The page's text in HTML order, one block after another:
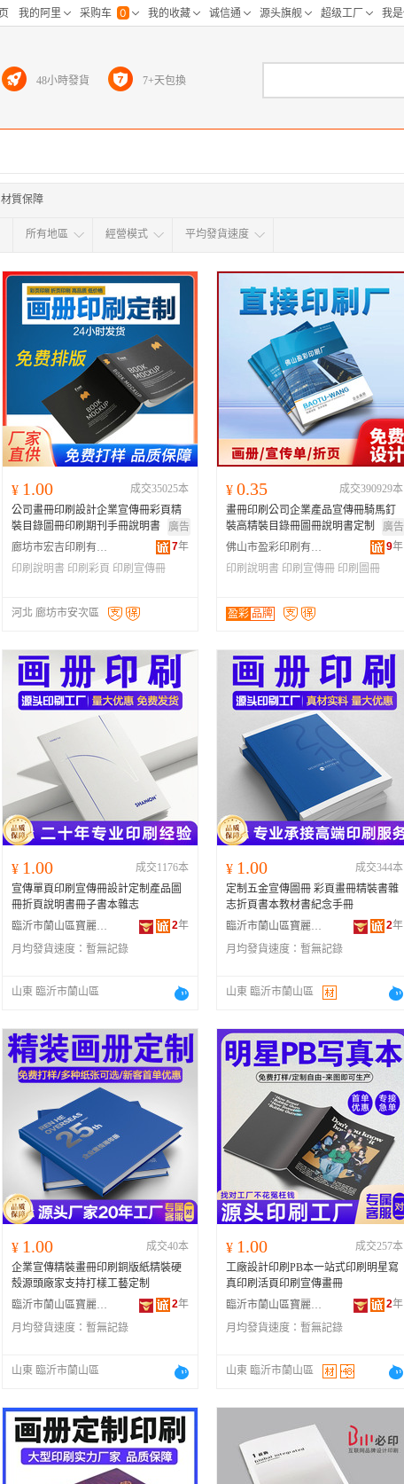
材質保障
所有地區
所有地区 采购距离:
江浙沪 华东区 华中区 华北区
北京 天津
广东 浙江 山东 河北
河南 福建 安徽 广西
山西 海南 内蒙古 吉林 黑龙江
青海
贵州 西藏 澳门 台湾
經營模式 平均發貨速度
¥ 1.00
成交35025本
公司畫冊印刷設計企業宣傳冊彩頁精
裝目錄圖冊印刷期刊手冊說明書
廣告
廊坊市宏吉印刷有限公司
7年
印刷說明書 印刷彩頁 印刷宣傳冊
河北 廊坊市安次區
¥ 0.35
成交390929本
畫冊印刷公司企業產品宣傳冊騎馬釘
裝高精裝目錄冊圖冊說明書定制
廣告
佛山市盈彩印刷有限公司
9年
印刷說明書 印刷宣傳冊 印刷圖冊
盈彩 品牌
¥ 1.00
成交1176本
宣傳單頁印刷宣傳冊設計定制產品圖
冊折頁說明書冊子書本雜志
臨沂市蘭山區寶麗金印刷有限公司
2年
月均發貨速度： 暫無記錄
山東 臨沂市蘭山區
¥ 1.00
成交344本
定制五金宣傳圖冊 彩頁畫冊精裝書雜
志折頁書本教材書紀念手冊
臨沂市蘭山區寶麗金印刷有限公司
2年
月均發貨速度： 暫無記錄
山東 臨沂市蘭山區
¥ 1.00
成交40本
企業宣傳精裝畫冊印刷銅版紙精裝硬
殼源頭廠家支持打樣工藝定制
臨沂市蘭山區寶麗金印刷有限公司
2年
月均發貨速度： 暫無記錄
山東 臨沂市蘭山區
¥ 1.00
成交257本
工廠設計印刷PB本一站式印刷明星寫
真印刷活頁印刷宣傳畫冊
臨沂市蘭山區寶麗金印刷有限公司
2年
月均發貨速度： 暫無記錄
山東 臨沂市蘭山區
48小時發貨 7+天包換